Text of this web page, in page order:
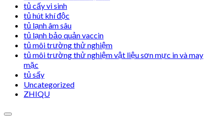
tủ cấy vi sinh
tủ hút khí độc
tủ lạnh âm sâu
tủ lạnh bảo quản vaccin
tủ môi trường thử nghiệm
tủ môi trường thử nghiệm vật liệu sơn mực in và may
mặc
tủ sấy
Uncategorized
ZHIQU